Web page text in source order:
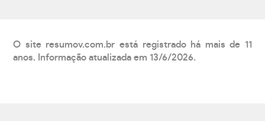
O site resumov.com.br está registrado há mais de 11
anos. Informação atualizada em 13/6/2026.